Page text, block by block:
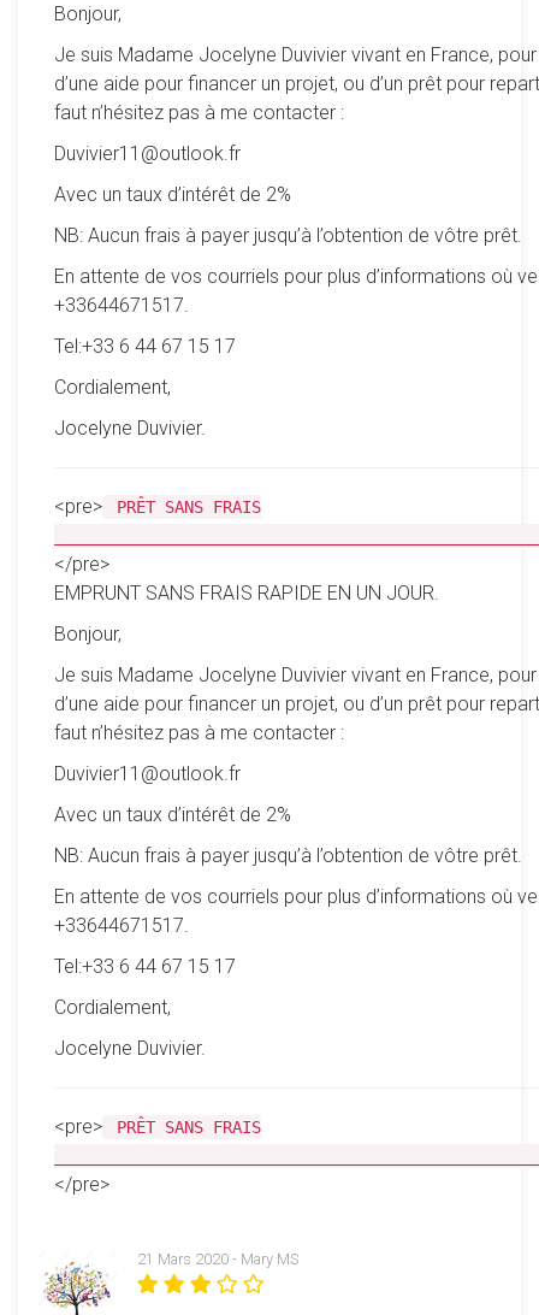
Bonjour,
Je suis Madame Jocelyne Duvivier vivant en France,
d’une aide pour financer un projet, ou d’un prêt pour
faut n’hésitez pas à me contacter :
Duvivier11@outlook.fr
Avec un taux d’intérêt de 2%
NB: Aucun frais à payer jusqu’à l’obtention de vôtre prêt.
En attente de vos courriels pour plus d’informations où
+33644671517.
Tel:+33 6 44 67 15 17
Cordialement,
Jocelyne Duvivier.
<pre>
PRÊT SANS FRAIS
</pre>
EMPRUNT SANS FRAIS RAPIDE EN UN JOUR.
Bonjour,
Je suis Madame Jocelyne Duvivier vivant en France,
d’une aide pour financer un projet, ou d’un prêt pour
faut n’hésitez pas à me contacter :
Duvivier11@outlook.fr
Avec un taux d’intérêt de 2%
NB: Aucun frais à payer jusqu’à l’obtention de vôtre prêt.
En attente de vos courriels pour plus d’informations où
+33644671517.
Tel:+33 6 44 67 15 17
Cordialement,
Jocelyne Duvivier.
<pre>
PRÊT SANS FRAIS
</pre>
21 Mars 2020 - Mary MS